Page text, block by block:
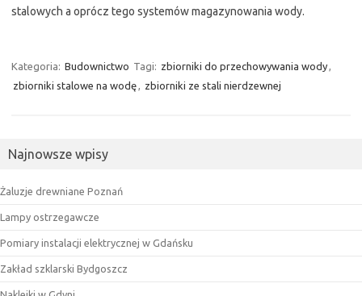
stalowych a oprócz tego systemów magazynowania wody.
Kategoria: Budownictwo Tagi: zbiorniki do przechowywania wody,
zbiorniki stalowe na wodę, zbiorniki ze stali nierdzewnej
Najnowsze wpisy
Żaluzje drewniane Poznań
Lampy ostrzegawcze
Pomiary instalacji elektrycznej w Gdańsku
Zakład szklarski Bydgoszcz